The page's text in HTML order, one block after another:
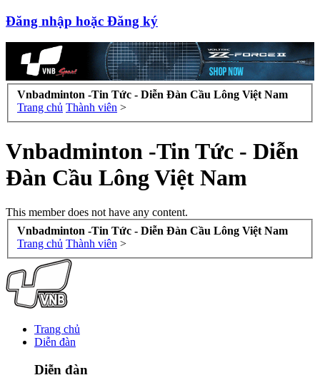
Đăng nhập hoặc Đăng ký
Vnbadminton -Tin Tức - Diễn Đàn Cầu Lông Việt Nam
Trang chủ Thành viên >
Vnbadminton -Tin Tức - Diễn
Đàn Cầu Lông Việt Nam
This member does not have any content.
Vnbadminton -Tin Tức - Diễn Đàn Cầu Lông Việt Nam
Trang chủ Thành viên >
Trang chủ
Diễn đàn
Diễn đàn